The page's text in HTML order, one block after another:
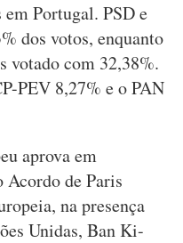
Portugal. PSD e
dos votos, enquanto
votado com 32,38%.
PEV 8,27% e o PAN
aprova em
Acordo de Paris
na presença
Unidas, Ban Ki-